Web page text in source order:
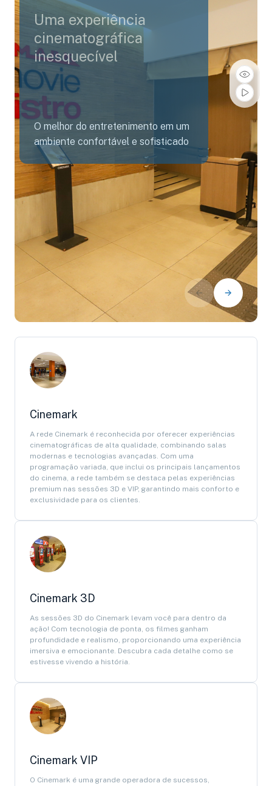
Uma experiência
cinematográfica
inesquecível
O melhor do entretenimento em um
ambiente confortável e sofisticado
Cinemark
A rede Cinemark é reconhecida por oferecer experiências
cinematográficas de alta qualidade, combinando salas
modernas e tecnologias avançadas. Com uma
programação variada, que inclui os principais lançamentos
do cinema, a rede também se destaca pelas experiências
premium nas sessões 3D e VIP, garantindo mais conforto e
exclusividade para os clientes.
Cinemark 3D
As sessões 3D do Cinemark levam você para dentro da
ação! Com tecnologia de ponta, os filmes ganham
profundidade e realismo, proporcionando uma experiência
imersiva e emocionante. Descubra cada detalhe como se
estivesse vivendo a história.
Cinemark VIP
O Cinemark é uma grande operadora de sucessos,